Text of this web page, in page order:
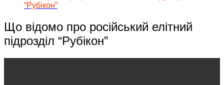
“Рубікон”
Що відомо про російський елітний
підрозділ “Рубікон”